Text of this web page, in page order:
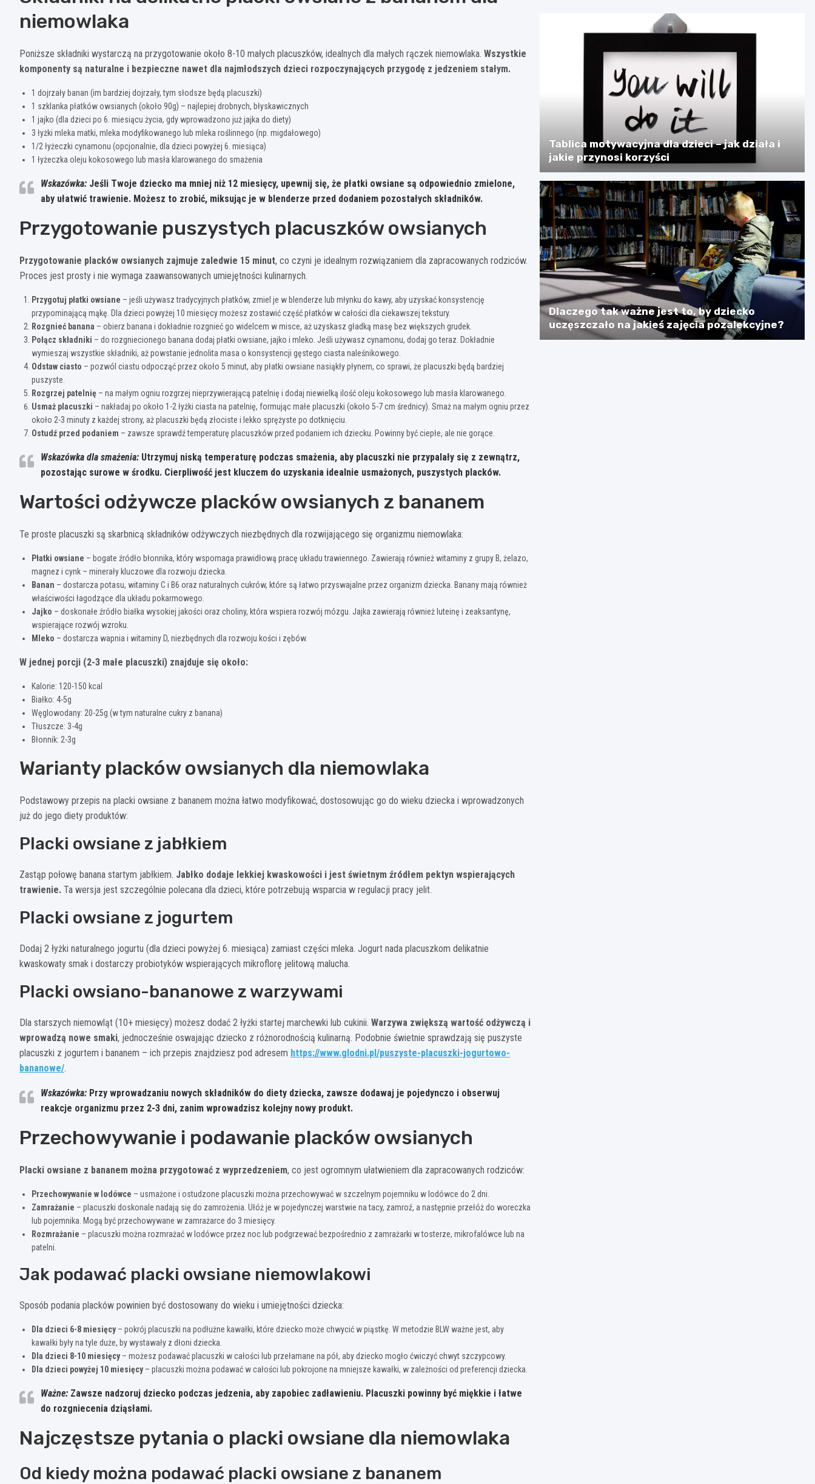
niemowlaka
Poniższe składniki wystarczą na przygotowanie około 8-10 małych placuszków, idealnych dla małych rączek niemowlaka. Wszystkie
komponenty są naturalne i bezpieczne nawet dla najmłodszych dzieci rozpoczynających przygodę z jedzeniem stałym.
1 dojrzały banan (im bardziej dojrzały, tym słodsze będą placuszki)
1 szklanka płatków owsianych (około 90g) – najlepiej drobnych, błyskawicznych
1 jajko (dla dzieci po 6. miesiącu życia, gdy wprowadzono już jajka do diety)
3 łyżki mleka matki, mleka modyfikowanego lub mleka roślinnego (np. migdałowego)
1/2 łyżeczki cynamonu (opcjonalnie, dla dzieci powyżej 6. miesiąca)
1 łyżeczka oleju kokosowego lub masła klarowanego do smażenia
Wskazówka: Jeśli Twoje dziecko ma mniej niż 12 miesięcy, upewnij się, że płatki owsiane są odpowiednio zmielone,
aby ułatwić trawienie. Możesz to zrobić, miksując je w blenderze przed dodaniem pozostałych składników.
Przygotowanie puszystych placuszków owsianych
Przygotowanie placków owsianych zajmuje zaledwie 15 minut, co czyni je idealnym rozwiązaniem dla zapracowanych rodziców.
Proces jest prosty i nie wymaga zaawansowanych umiejętności kulinarnych.
Przygotuj płatki owsiane – jeśli używasz tradycyjnych płatków, zmiel je w blenderze lub młynku do kawy, aby uzyskać konsystencję
przypominającą mąkę. Dla dzieci powyżej 10 miesięcy możesz zostawić część płatków w całości dla ciekawszej tekstury.
Rozgnieć banana – obierz banana i dokładnie rozgnieć go widelcem w misce, aż uzyskasz gładką masę bez większych grudek.
Połącz składniki – do rozgniecionego banana dodaj płatki owsiane, jajko i mleko. Jeśli używasz cynamonu, dodaj go teraz. Dokładnie
wymieszaj wszystkie składniki, aż powstanie jednolita masa o konsystencji gęstego ciasta naleśnikowego.
Odstaw ciasto – pozwól ciastu odpocząć przez około 5 minut, aby płatki owsiane nasiąkły płynem, co sprawi, że placuszki będą bardziej
puszyste.
Rozgrzej patelnię – na małym ogniu rozgrzej nieprzywierającą patelnię i dodaj niewielką ilość oleju kokosowego lub masła klarowanego.
Usmaż placuszki – nakładaj po około 1-2 łyżki ciasta na patelnię, formując małe placuszki (około 5-7 cm średnicy). Smaż na małym ogniu przez
około 2-3 minuty z każdej strony, aż placuszki będą złociste i lekko sprężyste po dotknięciu.
Ostudź przed podaniem – zawsze sprawdź temperaturę placuszków przed podaniem ich dziecku. Powinny być ciepłe, ale nie gorące.
Wskazówka dla smażenia: Utrzymuj niską temperaturę podczas smażenia, aby placuszki nie przypalały się z zewnątrz,
pozostając surowe w środku. Cierpliwość jest kluczem do uzyskania idealnie usmażonych, puszystych placków.
Wartości odżywcze placków owsianych z bananem
Te proste placuszki są skarbnicą składników odżywczych niezbędnych dla rozwijającego się organizmu niemowlaka:
Płatki owsiane – bogate źródło błonnika, który wspomaga prawidłową pracę układu trawiennego. Zawierają również witaminy z grupy B, żelazo,
magnez i cynk – minerały kluczowe dla rozwoju dziecka.
Banan – dostarcza potasu, witaminy C i B6 oraz naturalnych cukrów, które są łatwo przyswajalne przez organizm dziecka. Banany mają również
właściwości łagodzące dla układu pokarmowego.
Jajko – doskonałe źródło białka wysokiej jakości oraz choliny, która wspiera rozwój mózgu. Jajka zawierają również luteinę i zeaksantynę,
wspierające rozwój wzroku.
Mleko – dostarcza wapnia i witaminy D, niezbędnych dla rozwoju kości i zębów.
W jednej porcji (2-3 małe placuszki) znajduje się około:
Kalorie: 120-150 kcal
Białko: 4-5g
Węglowodany: 20-25g (w tym naturalne cukry z banana)
Tłuszcze: 3-4g
Błonnik: 2-3g
Warianty placków owsianych dla niemowlaka
Podstawowy przepis na placki owsiane z bananem można łatwo modyfikować, dostosowując go do wieku dziecka i wprowadzonych
już do jego diety produktów:
Placki owsiane z jabłkiem
Zastąp połowę banana startym jabłkiem. Jabłko dodaje lekkiej kwaskowości i jest świetnym źródłem pektyn wspierających
trawienie. Ta wersja jest szczególnie polecana dla dzieci, które potrzebują wsparcia w regulacji pracy jelit.
Placki owsiane z jogurtem
Dodaj 2 łyżki naturalnego jogurtu (dla dzieci powyżej 6. miesiąca) zamiast części mleka. Jogurt nada placuszkom delikatnie
kwaskowaty smak i dostarczy probiotyków wspierających mikroflorę jelitową malucha.
Placki owsiano-bananowe z warzywami
Dla starszych niemowląt (10+ miesięcy) możesz dodać 2 łyżki startej marchewki lub cukinii. Warzywa zwiększą wartość odżywczą i
wprowadzą nowe smaki, jednocześnie oswajając dziecko z różnorodnością kulinarną. Podobnie świetnie sprawdzają się puszyste
placuszki z jogurtem i bananem – ich przepis znajdziesz pod adresem https://www.glodni.pl/puszyste-placuszki-jogurtowo-
bananowe/.
Wskazówka: Przy wprowadzaniu nowych składników do diety dziecka, zawsze dodawaj je pojedynczo i obserwuj
reakcje organizmu przez 2-3 dni, zanim wprowadzisz kolejny nowy produkt.
Przechowywanie i podawanie placków owsianych
Placki owsiane z bananem można przygotować z wyprzedzeniem, co jest ogromnym ułatwieniem dla zapracowanych rodziców:
Przechowywanie w lodówce – usmażone i ostudzone placuszki można przechowywać w szczelnym pojemniku w lodówce do 2 dni.
Zamrażanie – placuszki doskonale nadają się do zamrożenia. Ułóż je w pojedynczej warstwie na tacy, zamroź, a następnie przełóż do woreczka
lub pojemnika. Mogą być przechowywane w zamrażarce do 3 miesięcy.
Rozmrażanie – placuszki można rozmrażać w lodówce przez noc lub podgrzewać bezpośrednio z zamrażarki w tosterze, mikrofalówce lub na
patelni.
Jak podawać placki owsiane niemowlakowi
Sposób podania placków powinien być dostosowany do wieku i umiejętności dziecka:
Dla dzieci 6-8 miesięcy– pokrój placuszki na podłużne kawałki, które dziecko może chwycić w piąstkę. W metodzie BLW ważne jest, aby
kawałki były na tyle duże, by wystawały z dłoni dziecka.
Dla dzieci 8-10 miesięcy– możesz podawać placuszki w całości lub przełamane na pół, aby dziecko mogło ćwiczyć chwyt szczypcowy.
Dla dzieci powyżej 10 miesięcy– placuszki można podawać w całości lub pokrojone na mniejsze kawałki, w zależności od preferencji dziecka.
Ważne: Zawsze nadzoruj dziecko podczas jedzenia, aby zapobiec zadławieniu. Placuszki powinny być miękkie i łatwe
do rozgniecenia dziąsłami.
Najczęstsze pytania o placki owsiane dla niemowlaka
Od kiedy można podawać placki owsiane z bananem
Tablica motywacyjna dla dzieci – jak działa i
jakie przynosi korzyści
Dlaczego tak ważne jest to, by dziecko
uczęszczało na jakieś zajęcia pozalekcyjne?